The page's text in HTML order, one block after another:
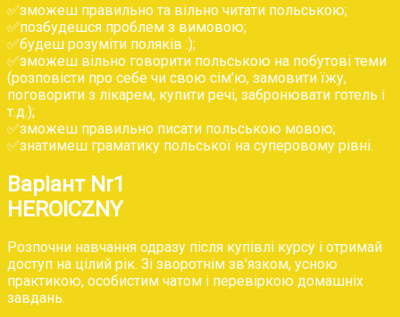
✅зможеш правильно та вільно читати польською;
✅позбудешся проблем з вимовою;
✅будеш розуміти поляків :);
✅зможеш вільно говорити польською на побутові теми
(розповісти про себе чи свою сім’ю, замовити їжу,
поговорити з лікарем, купити речі, забронювати готель і
т.д.);
✅зможеш правильно писати польською мовою;
✅знатимеш граматику польської на суперовому рівні.
Варіант Nr1
HEROICZNY
‌Розпочни навчання одразу після купівлі курсу і отримай
доступ на цілий рік. Зі зворотнім зв'язком, усною
практикою, особистим чатом і перевіркою домашніх
завдань.